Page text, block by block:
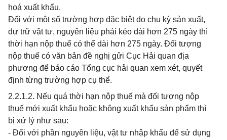
hoá xuất khẩu.
Đối với một số trường hợp đặc biệt do chu kỳ sản xuất,
dự trữ vật tư, nguyên liệu phải kéo dài hơn 275 ngày thì
thời hạn nộp thuế có thể dài hơn 275 ngày. Đối tượng
nộp thuế có văn bản đề nghị gửi Cục Hải quan địa
phương để báo cáo Tổng cục hải quan xem xét, quyết
định từng trường hợp cụ thể.
2.2.1.2. Nếu quá thời hạn nộp thuế mà đối tượng nộp
thuế mới xuất khẩu hoặc không xuất khẩu sản phẩm thì
bị xử lý như sau:
- Đối với phần nguyên liệu, vật tư nhập khẩu để sử dụng